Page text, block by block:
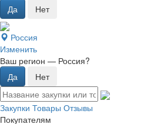
Россия
Изменить
Ваш регион — Россия?
Закупки Товары Отзывы
Покупателям